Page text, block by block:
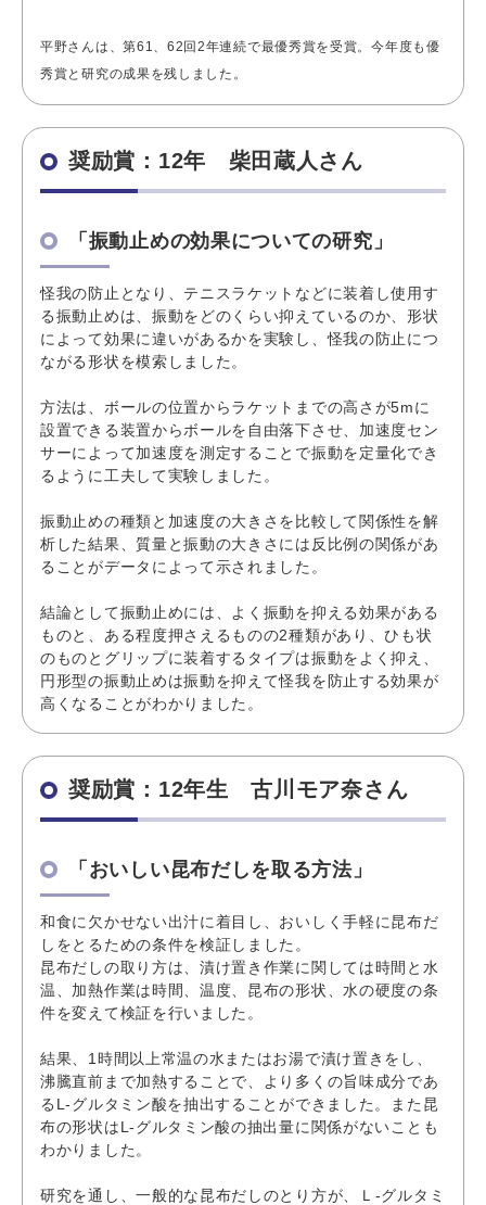
平野さんは、第61、62回2年連続で最優秀賞を受賞。今年度も優
秀賞と研究の成果を残しました。
奨励賞：12年 柴田蔵人さん
「振動止めの効果についての研究」
怪我の防止となり、テニスラケットなどに装着し使用す
る振動止めは、振動をどのくらい抑えているのか、形状
によって効果に違いがあるかを実験し、怪我の防止につ
ながる形状を模索しました。
方法は、ボールの位置からラケットまでの高さが5mに
設置できる装置からボールを自由落下させ、加速度セン
サーによって加速度を測定することで振動を定量化でき
るように工夫して実験しました。
振動止めの種類と加速度の大きさを比較して関係性を解
析した結果、質量と振動の大きさには反比例の関係があ
ることがデータによって示されました。
結論として振動止めには、よく振動を抑える効果がある
ものと、ある程度押さえるものの2種類があり、ひも状
のものとグリップに装着するタイプは振動をよく抑え、
円形型の振動止めは振動を抑えて怪我を防止する効果が
高くなることがわかりました。
奨励賞：12年生 古川モア奈さん
「おいしい昆布だしを取る方法」
和食に欠かせない出汁に着目し、おいしく手軽に昆布だ
しをとるための条件を検証しました。
昆布だしの取り方は、漬け置き作業に関しては時間と水
温、加熱作業は時間、温度、昆布の形状、水の硬度の条
件を変えて検証を行いました。
結果、1時間以上常温の水またはお湯で漬け置きをし、
沸騰直前まで加熱することで、より多くの旨味成分であ
るL-グルタミン酸を抽出することができました。また昆
布の形状はL-グルタミン酸の抽出量に関係がないことも
わかりました。
研究を通し、一般的な昆布だしのとり方が、Ｌ-グルタミ